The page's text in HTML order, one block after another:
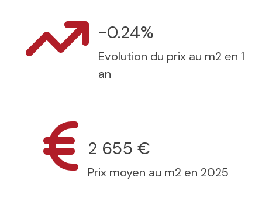
-0.24%
Evolution du prix au m2 en 1
an
2 655 €
Prix moyen au m2 en 2025